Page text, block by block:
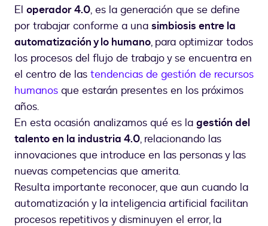
El operador 4.0, es la generación que se define
por trabajar conforme a una simbiosis entre la
automatización y lo humano, para optimizar todos
los procesos del flujo de trabajo y se encuentra en
el centro de las tendencias de gestión de recursos
humanos que estarán presentes en los próximos
años.
En esta ocasión analizamos qué es la gestión del
talento en la industria 4.0, relacionando las
innovaciones que introduce en las personas y las
nuevas competencias que amerita.
Resulta importante reconocer, que aun cuando la
automatización y la inteligencia artificial facilitan
procesos repetitivos y disminuyen el error, la